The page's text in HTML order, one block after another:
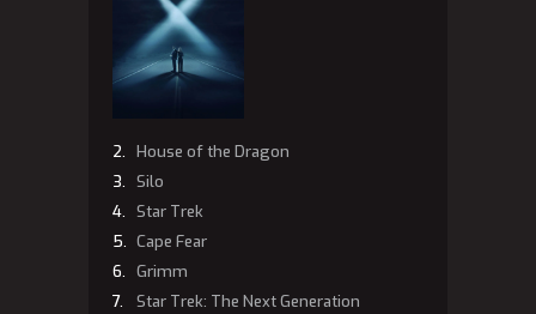
House of the Dragon
Silo
Star Trek
Cape Fear
Grimm
Star Trek: The Next Generation